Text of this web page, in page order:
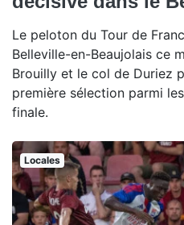
Le peloton du Tour de
Belleville-en-Beaujolais ce
Brouilly et le col de Duriez
première sélection parmi
finale.
Locales